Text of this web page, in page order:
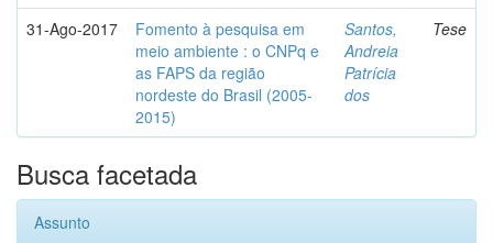
31-Ago-2017
Fomento à pesquisa em
meio ambiente : o CNPq e
as FAPS da região
nordeste do Brasil (2005-
2015)
Santos,
Andreia
Patrícia
dos
Tese
Busca facetada
Assunto